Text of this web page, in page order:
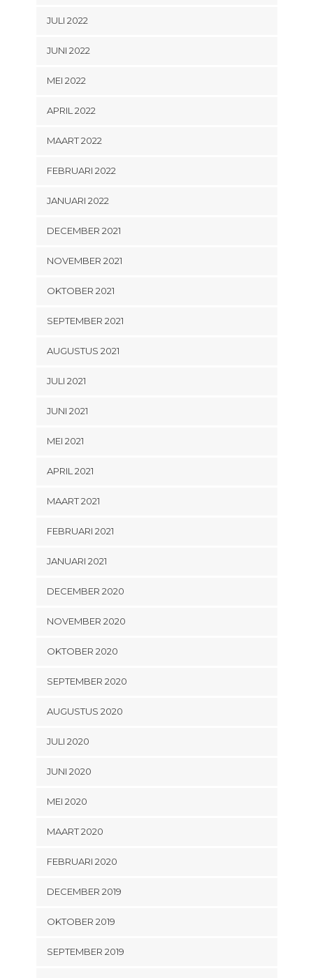
JULI 2022
JUNI 2022
MEI 2022
APRIL 2022
MAART 2022
FEBRUARI 2022
JANUARI 2022
DECEMBER 2021
NOVEMBER 2021
OKTOBER 2021
SEPTEMBER 2021
AUGUSTUS 2021
JULI 2021
JUNI 2021
MEI 2021
APRIL 2021
MAART 2021
FEBRUARI 2021
JANUARI 2021
DECEMBER 2020
NOVEMBER 2020
OKTOBER 2020
SEPTEMBER 2020
AUGUSTUS 2020
JULI 2020
JUNI 2020
MEI 2020
MAART 2020
FEBRUARI 2020
DECEMBER 2019
OKTOBER 2019
SEPTEMBER 2019